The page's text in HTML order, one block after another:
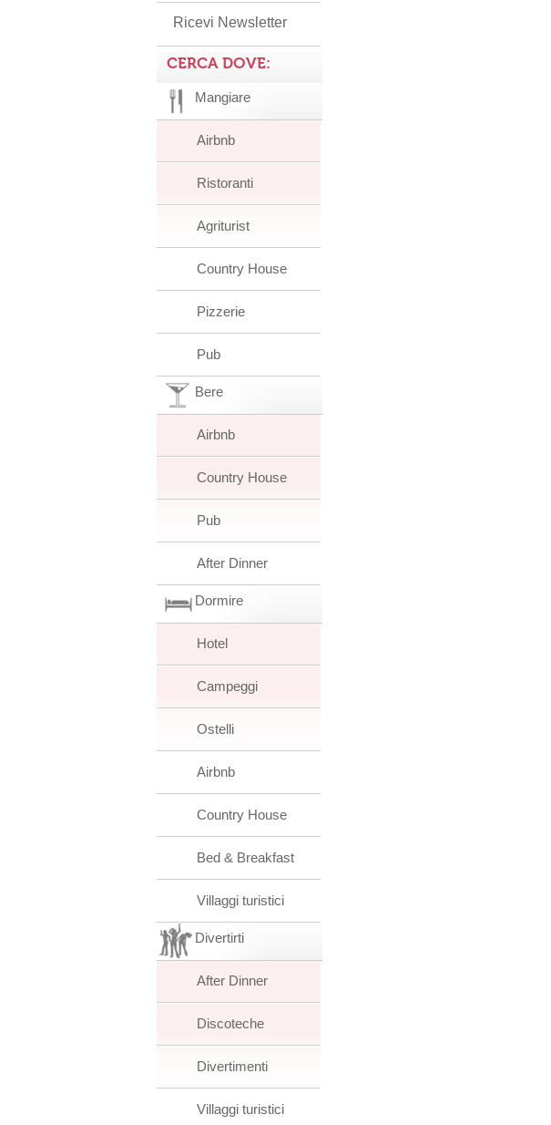
Ricevi Newsletter
CERCA DOVE:
Mangiare
Airbnb
Ristoranti
Agriturist
Country House
Pizzerie
Pub
Bere
Airbnb
Country House
Pub
After Dinner
Dormire
Hotel
Campeggi
Ostelli
Airbnb
Country House
Bed & Breakfast
Villaggi turistici
Divertirti
After Dinner
Discoteche
Divertimenti
Villaggi turistici